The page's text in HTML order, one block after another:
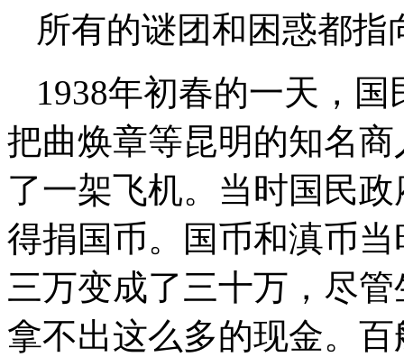
所有的谜团和困惑都指
1938年初春的一天，
把曲焕章等昆明的知名
了一架飞机。当时国民
得捐国币。国币和滇币
三万变成了三十万，尽
拿不出这么多的现金。